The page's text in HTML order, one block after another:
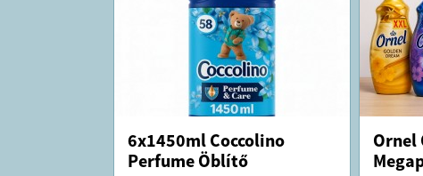
6x1450ml Coccolino
Perfume Öblítő
Ornel